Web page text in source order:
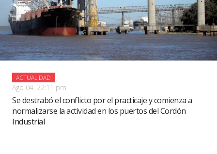
ACTUALIDAD
Ago 04, 22:11 pm
Se destrabó el conflicto por el practicaje y comienza a
normalizarse la actividad en los puertos del Cordón
Industrial